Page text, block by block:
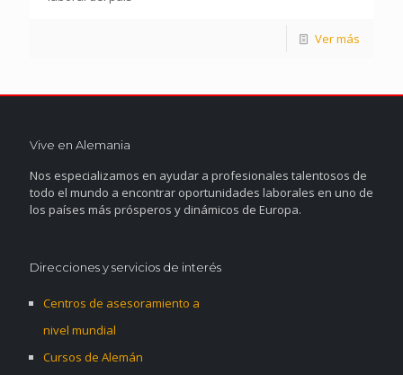
Ver más
Vive en Alemania
Nos especializamos en ayudar a profesionales talentosos de
todo el mundo a encontrar oportunidades laborales en uno de
los países más prósperos y dinámicos de Europa.
Direcciones y servicios de interés
Centros de asesoramiento a
nivel mundial
Cursos de Alemán